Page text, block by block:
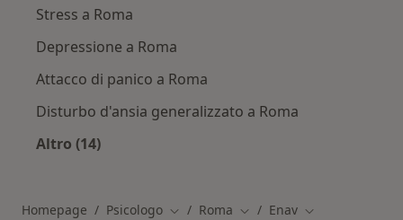
Stress a Roma
Depressione a Roma
Attacco di panico a Roma
Disturbo d'ansia generalizzato a Roma
Altro (14)
Homepage Psicologo Cambia città
Roma Cambia città
Enav Cambia città